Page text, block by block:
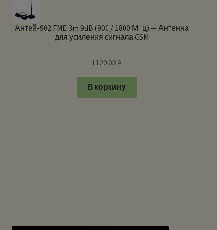
Антей-902 FME 3m 9dB (900 / 1800 МГц) — Антенна
для усиления сигнала GSM
1120.00₽
В корзину